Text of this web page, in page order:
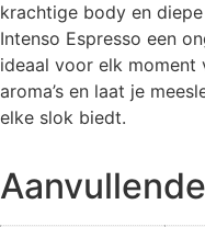
krachtige body en
Intenso Espresso een
ideaal voor elk moment
aroma’s en laat je
elke slok biedt.